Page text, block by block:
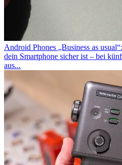
Android Phones „Business as
dein Smartphone sicher ist – bei
aus...